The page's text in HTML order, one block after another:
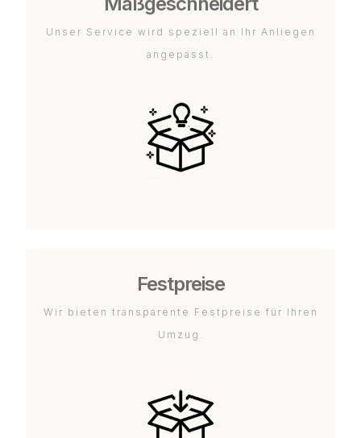
Unser Service wird speziell an Ihr Anliegen
angepasst.
Festpreise
Wir bieten transparente Festpreise für Ihren
Umzug.